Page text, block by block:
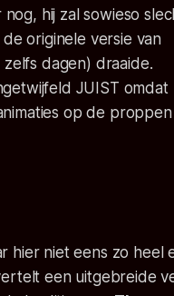
hij zal sowieso
originele versie van
dagen) draaide.
JUIST omdat
op de proppen
hier niet eens zo heel
een uitgebreide